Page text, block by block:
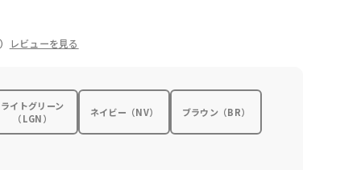
レビューを見る
ライトグリーン
（LGN）
ネイビー（NV） ブラウン（BR）